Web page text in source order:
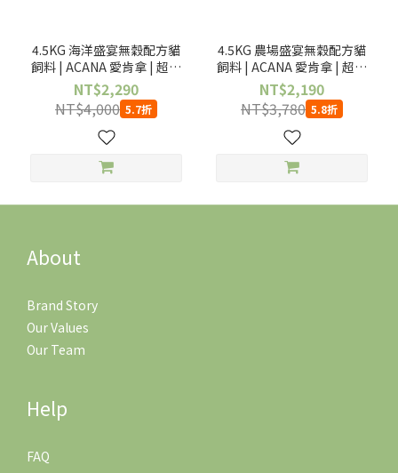
4.5KG 海洋盛宴無穀配方貓
飼料 | ACANA 愛肯拿 | 超值
快閃
NT$2,290
NT$4,000 5.7折
4.5KG 農場盛宴無穀配方貓
飼料 | ACANA 愛肯拿 | 超值
快閃
NT$2,190
NT$3,780 5.8折
About
Brand Story
Our Values
Our Team
Help
FAQ